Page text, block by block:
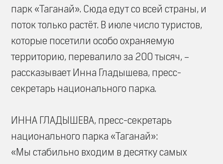
парк «Таганай». Сюда едут со всей страны, и
поток только растёт. В июле число туристов,
которые посетили особо охраняемую
территорию, перевалило за 200 тысяч, –
рассказывает Инна Гладышева, пресс-
секретарь национального парка.
ИННА ГЛАДЫШЕВА, пресс-секретарь
национального парка «Таганай»:
«Мы стабильно входим в десятку самых